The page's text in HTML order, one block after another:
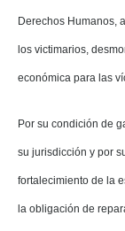
Derechos Humanos,
los victimarios,
económica para las
Por su condición de
su jurisdicción y por
fortalecimiento de la
la obligación de